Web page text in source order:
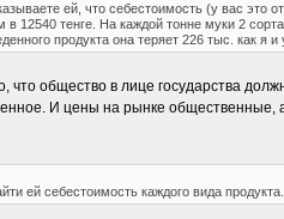
ей, что себестоимость (у вас это
в 12540 тенге. На каждой тонне муки 2
продукта она теряет 226 тыс. как я и
что общество в лице государства
И цены на рынке
ей себестоимость каждого вида продукта..